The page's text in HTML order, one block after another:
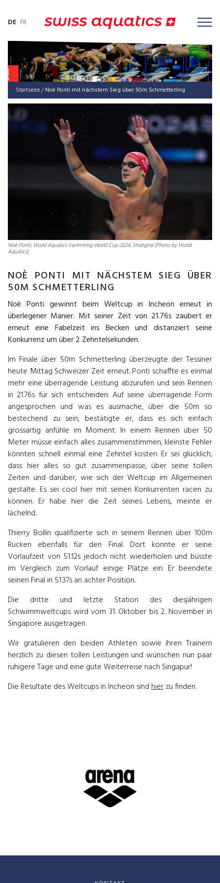
DE FR
Startseite/ Noè Ponti mit nächstem Sieg über 50m Schmetterling
Noè Ponti, World Aquatics Swimming World Cup 2024, Shanghai (Photo by World
Aquatics)
NOÈ PONTI MIT NÄCHSTEM SIEG ÜBER
50M SCHMETTERLING
Noè Ponti gewinnt beim Weltcup in Incheon erneut in
überlegener Manier. Mit seiner Zeit von 21.76s zaubert er
erneut eine Fabelzeit ins Becken und distanziert seine
Konkurrenz um über 2 Zehntelsekunden.
Im Finale über 50m Schmetterling überzeugte der Tessiner
heute Mittag Schweizer Zeit erneut. Ponti schaffte es einmal
mehr eine überragende Leistung abzurufen und sein Rennen
in 21.76s für sich entscheiden. Auf seine überragende Form
angesprochen und was es ausmache, über die 50m so
bestechend zu sein, bestätigte er, dass es sich einfach
grossartig anfühle im Moment. In einem Rennen über 50
Meter müsse einfach alles zusammenstimmen, kleinste Fehler
könnten schnell einmal eine Zehntel kosten. Er sei glücklich,
dass hier alles so gut zusammenpasse, über seine tollen
Zeiten und darüber, wie sich der Weltcup im Allgemeinen
gestalte. Es sei cool hier mit seinen Konkurrenten racen zu
können. Er habe hier die Zeit seines Lebens, meinte er
lächelnd.
Thierry Bollin qualifizierte sich in seinem Rennen über 100m
Rücken ebenfalls für den Final. Dort konnte er seine
Vorlaufzeit von 51.12s jedoch nicht wiederholen und büsste
im Vergleich zum Vorlauf einige Plätze ein. Er beendete
seinen Final in 51.37s an achter Position.
Die dritte und letzte Station des diesjährigen
Schwimmweltcups wird vom 31. Oktober bis 2. November in
Singapore ausgetragen.
Wir gratulieren den beiden Athleten sowie ihren Trainern
herzlich zu diesen tollen Leistungen und wünschen nun paar
ruhigere Tage und eine gute Weiterreise nach Singapur!
Die Resultate des Weltcups in Incheon sindhierzu finden.